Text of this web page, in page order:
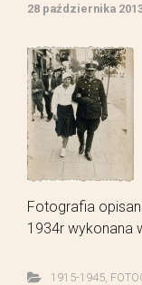
28 października
Fotografia
1934r wykonana
1915-1945,